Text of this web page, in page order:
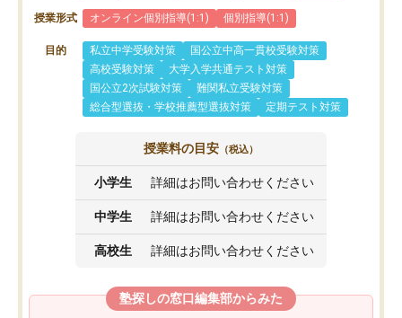
授業形式 オンライン個別指導(1:1) 個別指導(1:1)
目的 私立中学受験対策
国公立中高一貫校受験対策
高校受験対策
大学入学共通テスト対策
国公立2次試験対策
難関私立受験対策
総合型選抜・学校推薦型選抜対策
定期テスト対策
授業料の目安 （税込）
小学生 詳細はお問い合わせください
中学生 詳細はお問い合わせください
高校生 詳細はお問い合わせください
塾探しの窓口編集部からみた